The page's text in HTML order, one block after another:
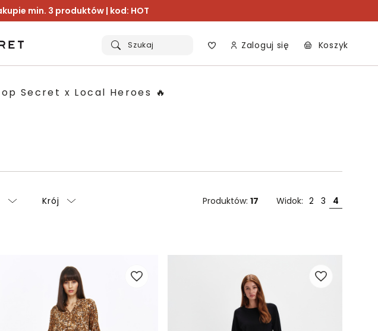
min. 3 produktów | kod: HOT
Szukaj Zaloguj się Koszyk
Secret x Local Heroes 🔥
Krój Produktów: 17 Widok: 2 3 4